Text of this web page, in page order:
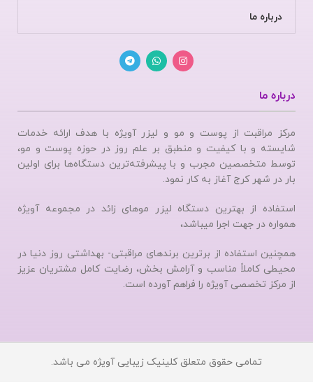
درباره ما
درباره ما
مرکز مراقبت از پوست و مو و لیزر آویژه با هدف ارائه خدمات
شایسته و با کیفیت و منطبق بر علم روز در حوزه پوست و مو،
توسط متخصصین مجرب و با پیشرفته‌ترین دستگاه‌ها برای اولین
بار در شهر کرج آغاز به کار نمود.
استفاده از بهترین دستگاه لیزر موهای زائد در مجموعه آویژه
همواره در جهت اجرا میباشد،
همچنین استفاده از برترین برندهای مراقبتی- بهداشتی روز دنیا در
محیطی کاملاً مناسب و آرامش بخش، رضایت کامل مشتریان عزیز
از مرکز تخصصی آویژه را فراهم آورده است.
تمامی حقوق متعلق کلینیک زیبایی آویژه می باشد.